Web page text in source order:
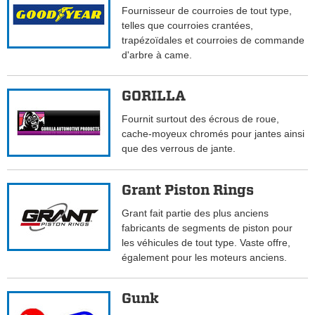
Fournisseur de courroies de tout type,
telles que courroies crantées,
trapézoïdales et courroies de commande
d'arbre à came.
GORILLA
Fournit surtout des écrous de roue,
cache-moyeux chromés pour jantes ainsi
que des verrous de jante.
Grant Piston Rings
Grant fait partie des plus anciens
fabricants de segments de piston pour
les véhicules de tout type. Vaste offre,
également pour les moteurs anciens.
Gunk